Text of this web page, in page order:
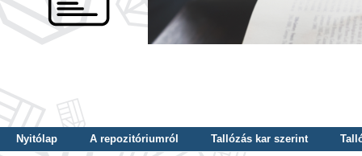
Nyitólap A repozitóriumról Tallózás kar szerint